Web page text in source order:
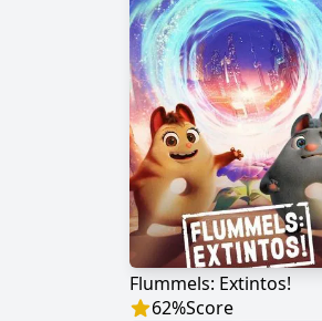
Flummels: Extintos!
62%Score